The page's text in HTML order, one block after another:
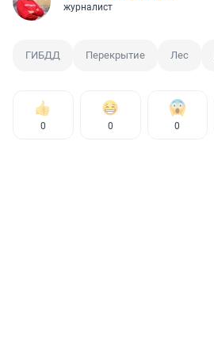
журналист
ГИБДД Перекрытие Лес
0 0 0